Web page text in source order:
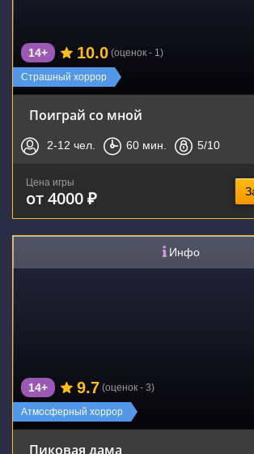
Страшный хоррор
14+ 10.0 (оценок - 1)
Поиграй со мной
2-12 чел. 60 мин. 5/10
Цена игры
от 4000 ₽
Инфо
Атмосферный хоррор
14+ 9.7 (оценок - 3)
Пиковая дама